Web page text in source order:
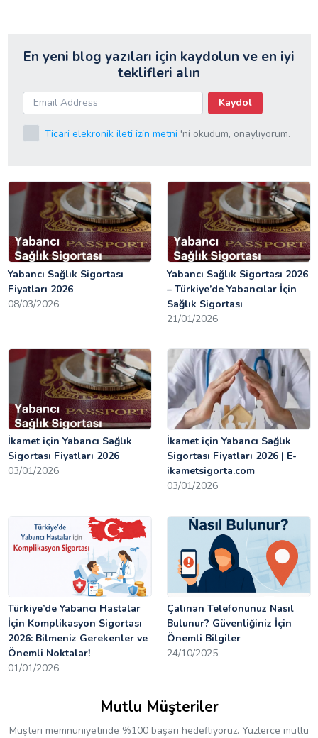
En yeni blog yazıları için kaydolun ve en iyi
teklifleri alın
Kaydol
Ticari elekronik ileti izin metni 'ni okudum, onaylıyorum.
Yabancı Sağlık Sigortası
Fiyatları 2026
08/03/2026
Yabancı Sağlık Sigortası 2026
– Türkiye’de Yabancılar İçin
Sağlık Sigortası
21/01/2026
İkamet için Yabancı Sağlık
Sigortası Fiyatları 2026
03/01/2026
İkamet için Yabancı Sağlık
Sigortası Fiyatları 2026 | E-
ikametsigorta.com
03/01/2026
Türkiye’de Yabancı Hastalar
İçin Komplikasyon Sigortası
2026: Bilmeniz Gerekenler ve
Önemli Noktalar!
01/01/2026
Çalınan Telefonunuz Nasıl
Bulunur? Güvenliğiniz İçin
Önemli Bilgiler
24/10/2025
Mutlu Müşteriler
Müşteri memnuniyetinde %100 başarı hedefliyoruz. Yüzlerce mutlu